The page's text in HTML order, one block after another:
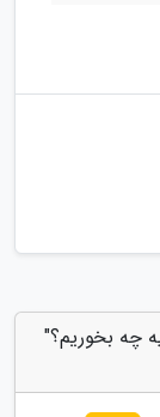
چه بخوریم؟"